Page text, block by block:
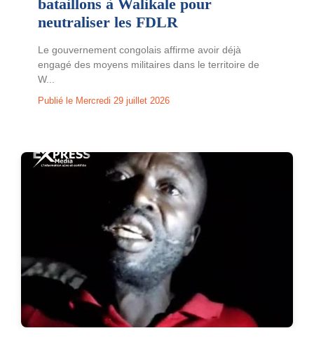
bataillons à Walikale pour
neutraliser les FDLR
Le gouvernement congolais affirme avoir déjà
engagé des moyens militaires dans le territoire de
W...
Publié le Mercredi 29 juillet 2026